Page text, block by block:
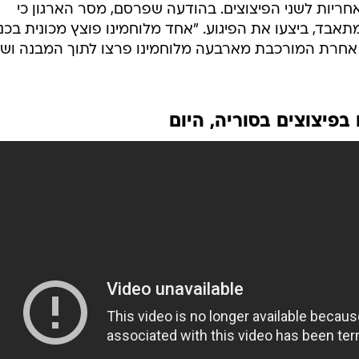
לשני הפיצוצים. בהודעה שפרסם, מסר הארגון כי
ביצעו את הפיגוע. "אחד מלוחמינו פוצץ מכונית
המורכבת מארבעה מלוחמינו פרצו לתוך המבנה
בפיצוצים בסוריה, היום